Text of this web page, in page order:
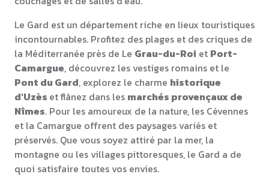
Le Gard est un département riche en lieux touristiques
incontournables. Profitez des plages et des criques de
la Méditerranée près de Le Grau-du-Roi et Port-
Camargue, découvrez les vestiges romains et le
Pont du Gard, explorez le charme historique
d'Uzès et flânez dans les marchés provençaux de
Nîmes. Pour les amoureux de la nature, les Cévennes
et la Camargue offrent des paysages variés et
préservés. Que vous soyez attiré par la mer, la
montagne ou les villages pittoresques, le Gard a de
quoi satisfaire toutes vos envies.